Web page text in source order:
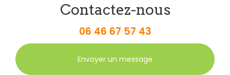
Contactez-nous
06 46 67 57 43
Envoyer un message